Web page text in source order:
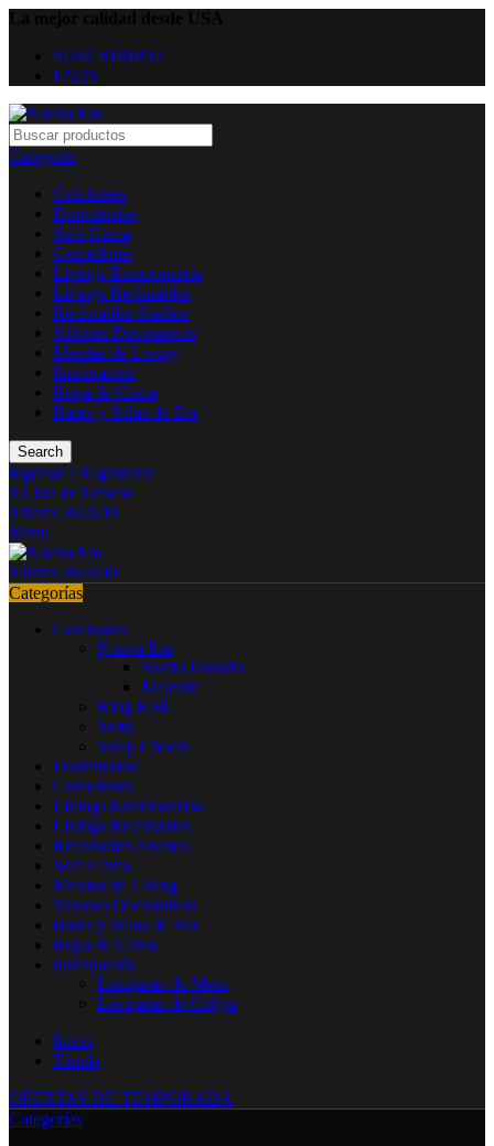
SUSCRIBIRSE
FAQS
Categoría
Colchones
Dormitorios
Sofa Cama
Comedores
Livings Estacionarios
Livings Reclinables
Reclinables Sueltos
Sillones Decorativos
Mesitas de Living
Iluminación
Ropa de Cama
Bares y Sillas de Bar
Search
Ingresar / Registrarse
0 Lista de Deseos
0 items Bs.0.00
Menu
0 items Bs.0.00
Categorías
Colchones
Nueva Era
Sueño Dorado
Majestic
King Koil
Serta
Sleep Cheers
Dormitorios
Comedores
Livings Estacionarios
Livings Reclinables
Reclinables Sueltos
Sofa Cama
Mesitas de Living
Sillones Decorativos
Bares y Sillas de Bar
Ropa de Cama
Iluminación
Lamparas de Mesa
Lamparas de Colgar
Inicio
Tienda
OFERTAS DE TEMPORADA
Categorías